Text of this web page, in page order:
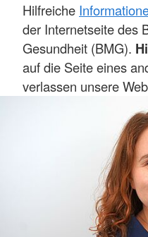
Hilfreiche
der Internetseite des
Gesundheit (BMG).
auf die Seite eines
verlassen unsere